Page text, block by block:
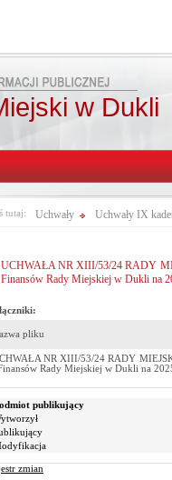
w Dukli
tutaj: Uchwały Uchwały IX
UCHWAŁA NR XIII/53/24 RADY
Finansów Rady Miejskiej w Dukli na
pliku
NR XIII/53/24 RADY
Rady Miejskiej w Dukli na
publikujący
zmian